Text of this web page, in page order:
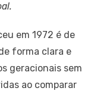
em 1972 é de
forma clara e
geracionais sem
ao comparar